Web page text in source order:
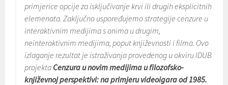
primjerice opcije za isključivanje krvi ili drugih eksplicitnih
elemenata. Zaključno uspoređujemo strategije cenzure u
interaktivnim medijima s onima u drugim,
neinteraktivnim medijima, poput književnosti i filma. Ovo
izlaganje rezultat je istraživanja provedenog u okviru IDUB
projekta Cenzura u novim medijima u filozofsko-
književnoj perspektivi: na primjeru videoigara od 1985.